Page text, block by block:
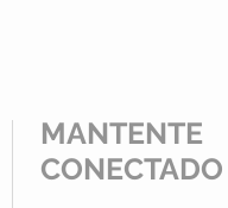
MANTENTE
CONECTADO